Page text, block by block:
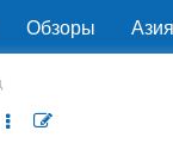
Обзоры Азия